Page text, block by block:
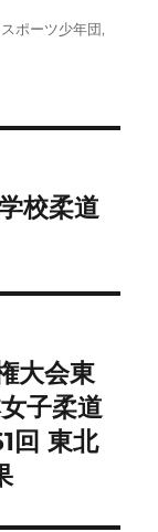
カ
スポーツ少年団,
校柔道
大会東
子柔道
回 東北